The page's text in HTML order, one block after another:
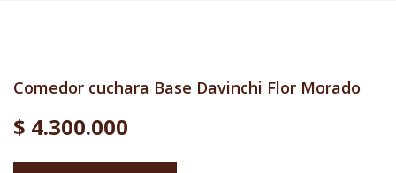
Comedor cuchara Base Davinchi Flor Morado
$ 4.300.000